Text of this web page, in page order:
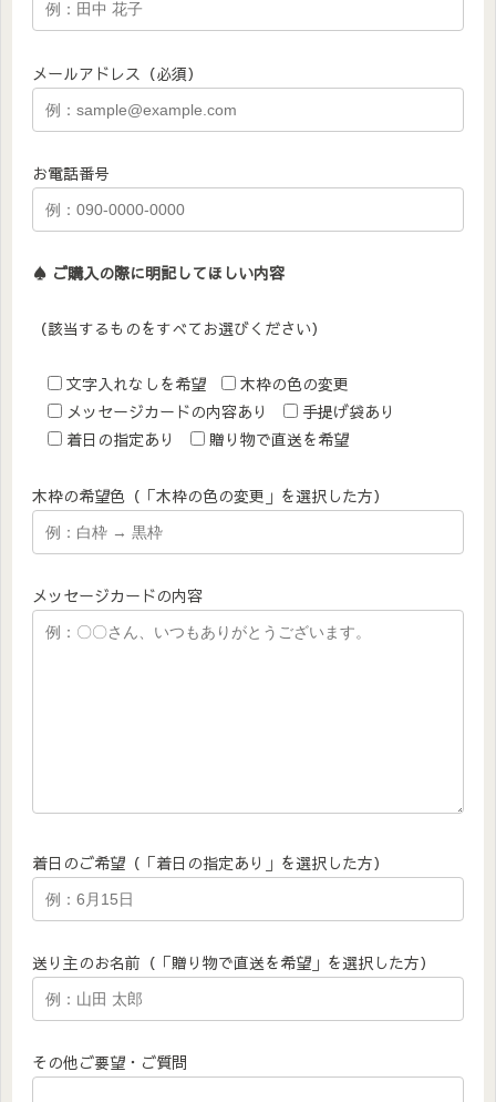
メールアドレス（必須）
お電話番号
♠︎ ご購入の際に明記してほしい内容
（該当するものをすべてお選びください）
文字入れなしを希望
木枠の色の変更
メッセージカードの内容あり
手提げ袋あり
着日の指定あり
贈り物で直送を希望
木枠の希望色（「木枠の色の変更」を選択した方）
メッセージカードの内容
着日のご希望（「着日の指定あり」を選択した方）
送り主のお名前（「贈り物で直送を希望」を選択した方）
その他ご要望・ご質問